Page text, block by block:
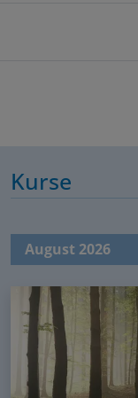
Kurse
August 2026